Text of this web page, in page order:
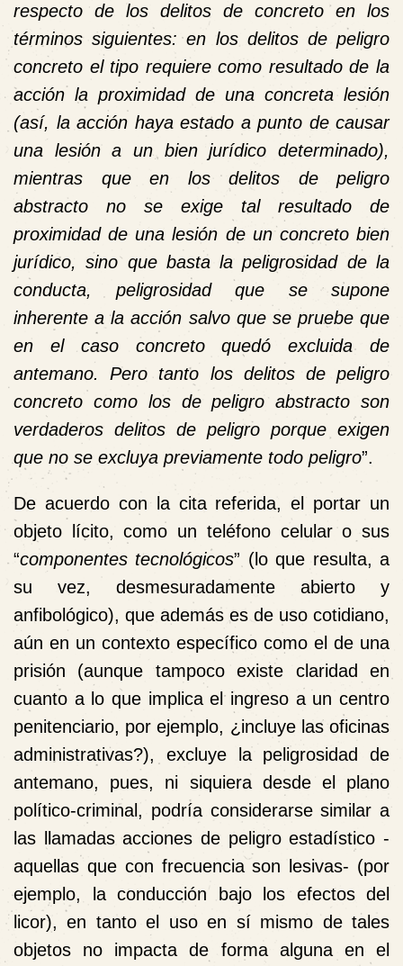
respecto de los delitos de concreto en los
términos siguientes: en los delitos de peligro
concreto el tipo requiere como resultado de la
acción la proximidad de una concreta lesión
(así, la acción haya estado a punto de causar
una lesión a un bien jurídico determinado),
mientras que en los delitos de peligro
abstracto no se exige tal resultado de
proximidad de una lesión de un concreto bien
jurídico, sino que basta la peligrosidad de la
conducta, peligrosidad que se supone
inherente a la acción salvo que se pruebe que
en el caso concreto quedó excluida de
antemano. Pero tanto los delitos de peligro
concreto como los de peligro abstracto son
verdaderos delitos de peligro porque exigen
que no se excluya previamente todo peligro”.
De acuerdo con la cita referida, el portar un
objeto lícito, como un teléfono celular o sus
“componentes tecnológicos” (lo que resulta, a
su vez, desmesuradamente abierto y
anfibológico), que además es de uso cotidiano,
aún en un contexto específico como el de una
prisión (aunque tampoco existe claridad en
cuanto a lo que implica el ingreso a un centro
penitenciario, por ejemplo, ¿incluye las oficinas
administrativas?), excluye la peligrosidad de
antemano, pues, ni siquiera desde el plano
político-criminal, podría considerarse similar a
las llamadas acciones de peligro estadístico -
aquellas que con frecuencia son lesivas- (por
ejemplo, la conducción bajo los efectos del
licor), en tanto el uso en sí mismo de tales
objetos no impacta de forma alguna en el